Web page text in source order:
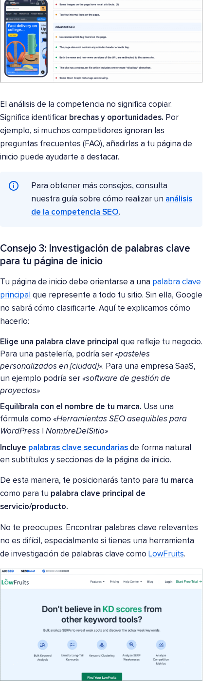
El análisis de la competencia no significa copiar.
Significa identificar brechas y oportunidades. Por
ejemplo, si muchos competidores ignoran las
preguntas frecuentes (FAQ), añadirlas a tu página de
inicio puede ayudarte a destacar.
Para obtener más consejos, consulta
nuestra guía sobre cómo realizar un análisis
de la competencia SEO.
Consejo 3: Investigación de palabras clave
para tu página de inicio
Tu página de inicio debe orientarse a una palabra clave
principal que represente a todo tu sitio. Sin ella, Google
no sabrá cómo clasificarte. Aquí te explicamos cómo
hacerlo:
Elige una palabra clave principal que refleje tu negocio.
Para una pastelería, podría ser «pasteles
personalizados en [ciudad]». Para una empresa SaaS,
un ejemplo podría ser «software de gestión de
proyectos»
Equilíbrala con el nombre de tu marca. Usa una
fórmula como «Herramientas SEO asequibles para
WordPress | NombreDelSitio»
Incluye palabras clave secundarias de forma natural
en subtítulos y secciones de la página de inicio.
De esta manera, te posicionarás tanto para tu marca
como para tu palabra clave principal de
servicio/producto.
No te preocupes. Encontrar palabras clave relevantes
no es difícil, especialmente si tienes una herramienta
de investigación de palabras clave como LowFruits.